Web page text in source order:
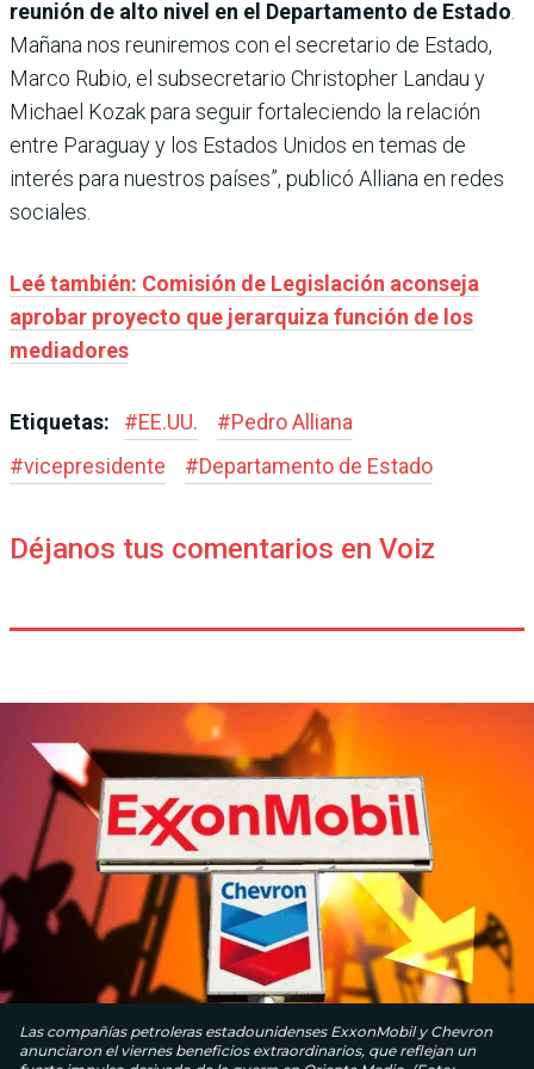
reunión de alto nivel en el Departamento de Estado.
Mañana nos reuniremos con el secretario de Estado,
Marco Rubio, el subsecretario Christopher Landau y
Michael Kozak para seguir fortaleciendo la relación
entre Paraguay y los Estados Unidos en temas de
interés para nuestros países”, publicó Alliana en redes
sociales.
Leé también: Comisión de Legislación aconseja
aprobar proyecto que jerarquiza función de los
mediadores
Etiquetas: #EE.UU. #Pedro Alliana
#vicepresidente #Departamento de Estado
Déjanos tus comentarios en Voiz
Las compañías petroleras estadounidenses ExxonMobil y Chevron
anunciaron el viernes beneficios extraordinarios, que reflejan un